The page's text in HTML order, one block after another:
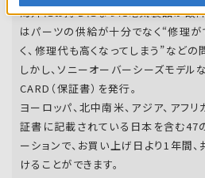
海外にお持ちになった電気製品が故
はパーツの供給が十分でなく“修理
く、修理代も高くなってしまう”などの
しかし、ソニーオーバーシーズモデル
CARD（保証書）を発行。
ヨーロッパ、北中南米、アジア、アフ
証書に記載されている日本を含む47
ーションで、お買い上げ日より1年間
けることができます。